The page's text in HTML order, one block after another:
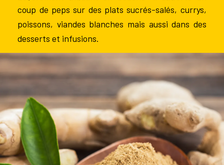
coup de peps sur des plats sucrés-salés, currys,
poissons, viandes blanches mais aussi dans des
desserts et infusions.